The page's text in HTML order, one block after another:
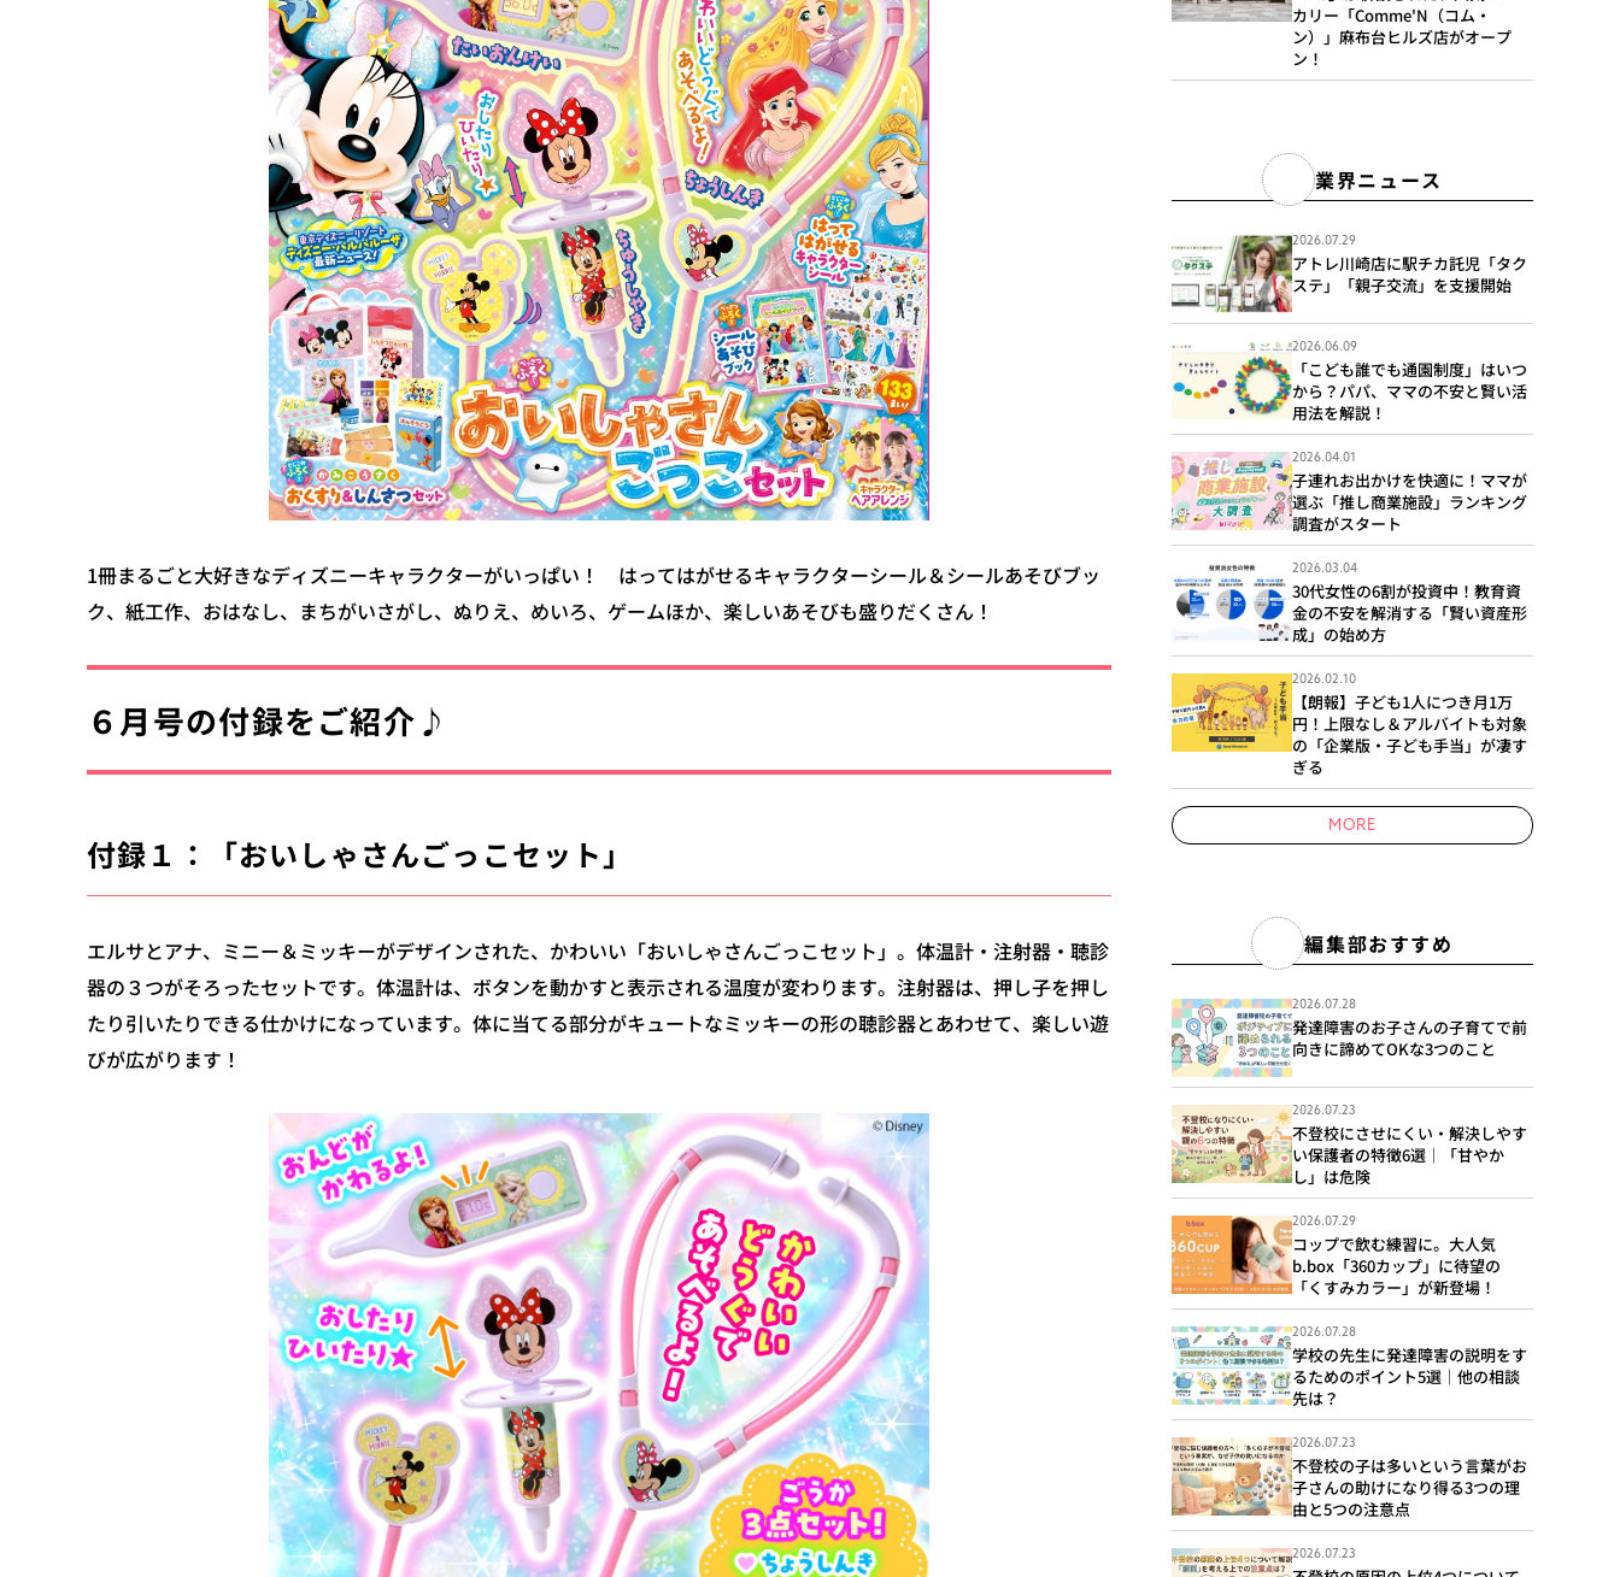
1冊まるごと大好きなディズニーキャラクターがいっぱい！ はってはがせるキャラクターシール＆シールあそびブッ
ク、紙工作、おはなし、まちがいさがし、ぬりえ、めいろ、ゲームほか、楽しいあそびも盛りだくさん！
６月号の付録をご紹介♪
付録１：「おいしゃさんごっこセット」
エルサとアナ、ミニー＆ミッキーがデザインされた、かわいい「おいしゃさんごっこセット」。体温計・注射器・聴診
器の３つがそろったセットです。体温計は、ボタンを動かすと表示される温度が変わります。注射器は、押し子を押し
たり引いたりできる仕かけになっています。体に当てる部分がキュートなミッキーの形の聴診器とあわせて、楽しい遊
びが広がります！
カリー「Comme'N（コム・
ン）」麻布台ヒルズ店がオープ
ン！
業界ニュース
2026.07.29
アトレ川崎店に駅チカ託児「タク
ステ」「親子交流」を支援開始
2026.06.09
「こども誰でも通園制度」はいつ
から？パパ、ママの不安と賢い活
用法を解説！
2026.04.01
子連れお出かけを快適に！ママが
選ぶ「推し商業施設」ランキング
調査がスタート
2026.03.04
30代女性の6割が投資中！教育資
金の不安を解消する「賢い資産形
成」の始め方
2026.02.10
【朗報】子ども1人につき月1万
円！上限なし＆アルバイトも対象
の「企業版・子ども手当」が凄す
ぎる
MORE
編集部おすすめ
2026.07.28
発達障害のお子さんの子育てで前
向きに諦めてOKな3つのこと
2026.07.23
不登校にさせにくい・解決しやす
い保護者の特徴6選｜「甘やか
し」は危険
2026.07.29
コップで飲む練習に。大人気
b.box「360カップ」に待望の
「くすみカラー」が新登場！
2026.07.28
学校の先生に発達障害の説明をす
るためのポイント5選｜他の相談
先は？
2026.07.23
不登校の子は多いという言葉がお
子さんの助けになり得る3つの理
由と5つの注意点
2026.07.23